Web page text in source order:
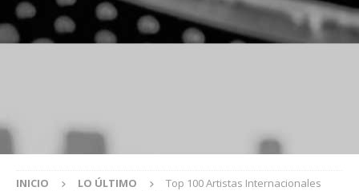
INICIO LO ÚLTIMO
Top 100 Artistas Internacionales